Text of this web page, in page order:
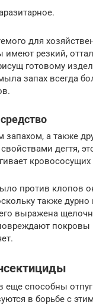
для
имеют резкий,
готовому
запах всегда
запахом, а также
дегтя,
кровососущих
против клопов
также дурно
выражена
покровы
еще способны
в борьбе с